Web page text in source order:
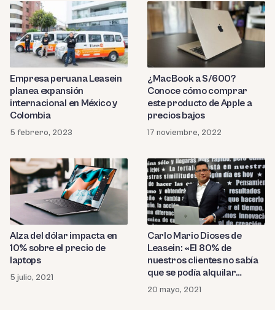
Empresa peruana Leasein
planea expansión
internacional en México y
Colombia
5 febrero, 2023
¿MacBook a S/600?
Conoce cómo comprar
este producto de Apple a
precios bajos
17 noviembre, 2022
Alza del dólar impacta en
10% sobre el precio de
laptops
5 julio, 2021
Carlo Mario Dioses de
Leasein: «El 80% de
nuestros clientes no sabía
que se podía alquilar
laptops»
20 mayo, 2021